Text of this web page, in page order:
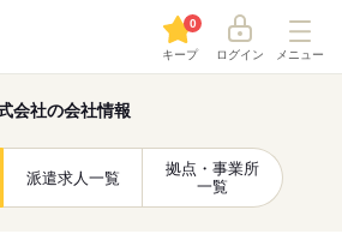
キープ
0
ログイン メニュー
会社の会社情報
派遣求人一覧
拠点・事業所
一覧